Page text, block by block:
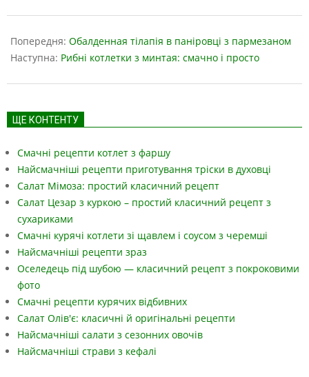
03-
29
Попередня: Обалденная тілапія в паніровці з пармезаном
Наступна: Рибні котлетки з минтая: смачно і просто
ЩЕ КОНТЕНТУ
Смачні рецепти котлет з фаршу
Найсмачніші рецепти приготування тріски в духовці
Салат Мімоза: простий класичний рецепт
Салат Цезар з куркою – простий класичний рецепт з
сухариками
Смачні курячі котлети зі щавлем і соусом з черемші
Найсмачніші рецепти зраз
Оселедець під шубою — класичний рецепт з покроковими
фото
Смачні рецепти курячих відбивних
Салат Олів'є: класичні й оригінальні рецепти
Найсмачніші салати з сезонних овочів
Найсмачніші страви з кефалі